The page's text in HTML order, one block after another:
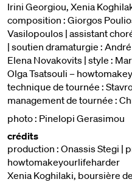
Irini Georgiou, Xenia
composition : Giorgos
Vasilopoulos | assistant
| soutien dramaturgie :
Elena Novakovits | style :
Olga Tsatsouli –
technique de tournée :
management de tournée :
photo : Pinelopi Gerasimou
crédits
production : Onassis Stegi |
howtomakeyourlifeharder
Xenia Koghilaki, boursière